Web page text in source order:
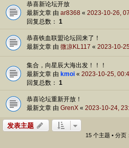
恭喜新论坛开放
最新文章 由 ar8368 « 2023-10-26,
回复总数： 1
恭喜铁血联盟论坛回来了！
最新文章 由 微凉KL117 « 2023-10-
集合，向星辰大海出发！！！
最新文章 由 kmoi « 2023-10-25,
回复总数： 1
恭喜论坛重新开放！
最新文章 由 GrenX « 2023-10-24,
发表主题
15 个主题 • 分页